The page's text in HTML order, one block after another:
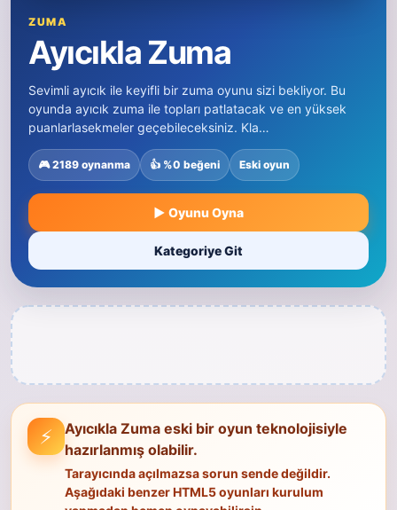
ZUMA
Ayıcıkla Zuma
Sevimli ayıcık ile keyifli bir zuma oyunu sizi bekliyor. Bu
oyunda ayıcık zuma ile topları patlatacak ve en yüksek
puanlarlasekmeler geçebileceksiniz. Kla…
🎮 2189 oynanma 👍 %0 beğeni Eski oyun
▶ Oyunu Oyna
Kategoriye Git
⚡
Ayıcıkla Zuma eski bir oyun teknolojisiyle
hazırlanmış olabilir.
Tarayıcında açılmazsa sorun sende değildir.
Aşağıdaki benzer HTML5 oyunları kurulum